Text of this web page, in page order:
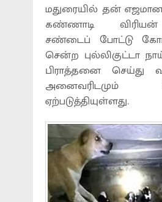
மதுரையில் தன்
கண்ணாடி
சண்டைப் போட்டு
சென்ற புல்லிகுட்டா
பிராத்தனை செய்து
அனைவரிடமும்
ஏற்படுத்தியுள்ளது.